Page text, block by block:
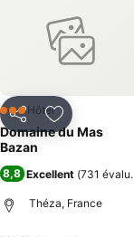
majestueux vous
omniprésente. Le Mas Bazan c’est la campagne à la mer L’offre du
mas est variée et
plusieurs salons ou
des découvertes à
PartagerAjouter à
3 ÉtoilesHôtel
Domaine du Mas
Bazan
8,8 Excellent (731
Théza, France